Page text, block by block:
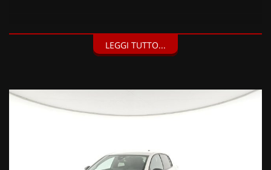
Adaptive Cruise Control con funzione Stop&Go, Guida semi-
LEGGI TUTTO...